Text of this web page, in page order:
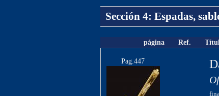
Sección 4: Espadas,
página Ref.
Pag.447